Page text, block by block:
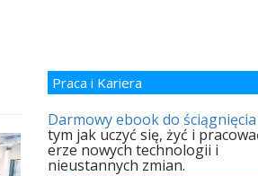
Praca i Kariera
Darmowy ebook do ściągnięcia
tym jak uczyć się, żyć i
erze nowych technologii i
nieustannych zmian.